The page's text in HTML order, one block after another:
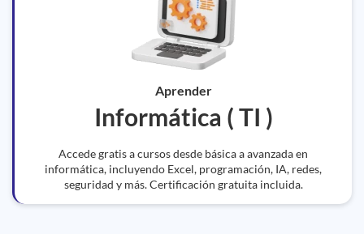
Aprender
Informática ( TI )
Accede gratis a cursos desde básica a avanzada en
informática, incluyendo Excel, programación, IA, redes,
seguridad y más. Certificación gratuita incluida.